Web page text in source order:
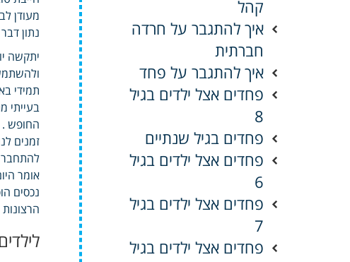
מעודן
נתון
יתקשה
תמידי
בעייתי
החופש .
זמנים
אומר
נכסים
קהל
איך להתגבר על חרדה
חברתית
איך להתגבר על פחד
פחדים אצל ילדים בגיל
8
פחדים בגיל שנתיים
פחדים אצל ילדים בגיל
6
פחדים אצל ילדים בגיל
7
פחדים אצל ילדים בגיל